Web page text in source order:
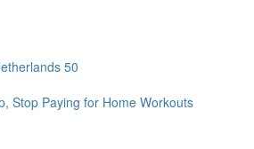
50
Stop Paying for Home Workouts